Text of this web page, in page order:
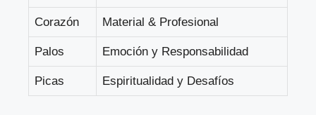
Corazón Material & Profesional
Palos Emoción y Responsabilidad
Picas Espiritualidad y Desafíos